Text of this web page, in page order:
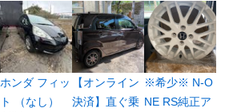
ホンダ フィッ
ト （なし）
【オンライン
決済】直ぐ乗
※希少※ N-O
NE RS純正ア